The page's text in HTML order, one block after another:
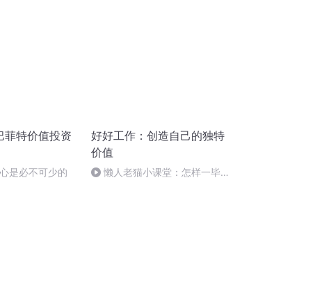
菲特价值投资
是必不可少的
好好工作：创造自己的独特
价值
懒人老猫小课堂：怎样一毕业